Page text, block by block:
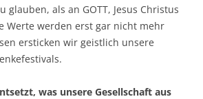
glauben, als an GOTT, Jesus Christus
Werte werden erst gar nicht mehr
ersticken wir geistlich unsere
was unsere Gesellschaft aus